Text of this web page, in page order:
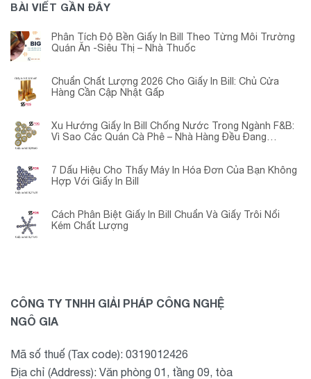
BÀI VIẾT GẦN ĐÂY
Phân Tích Độ Bền Giấy In Bill Theo Từng Môi Trường
Quán Ăn -Siêu Thị – Nhà Thuốc
Chuẩn Chất Lượng 2026 Cho Giấy In Bill: Chủ Cửa
Hàng Cần Cập Nhật Gấp
Xu Hướng Giấy In Bill Chống Nước Trong Ngành F&B:
Vì Sao Các Quán Cà Phê – Nhà Hàng Đều Đang
7 Dấu Hiệu Cho Thấy Máy In Hóa Đơn Của Bạn Không
Hợp Với Giấy In Bill
Cách Phân Biệt Giấy In Bill Chuẩn Và Giấy Trôi Nổi
Kém Chất Lượng
CÔNG TY TNHH GIẢI PHÁP CÔNG NGHỆ
NGÔ GIA
Mã số thuế (Tax code): 0319012426
Địa chỉ (Address): Văn phòng 01, tầng 09, tòa